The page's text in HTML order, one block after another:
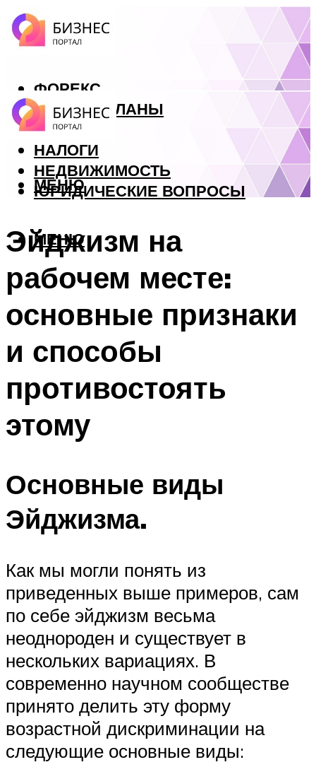
ФОРЕКС
БИЗНЕС ПЛАНЫ
КРЕДИТЫ
НАЛОГИ
НЕДВИЖИМОСТЬ
ЮРИДИЧЕСКИЕ ВОПРОСЫ
МЕНЮ
МЕНЮ
Эйджизм на
рабочем месте:
основные признаки
и способы
противостоять
этому
Основные виды
Эйджизма.
Как мы могли понять из
приведенных выше примеров, сам
по себе эйджизм весьма
неоднороден и существует в
нескольких вариациях. В
современно научном сообществе
принято делить эту форму
возрастной дискриминации на
следующие основные виды: